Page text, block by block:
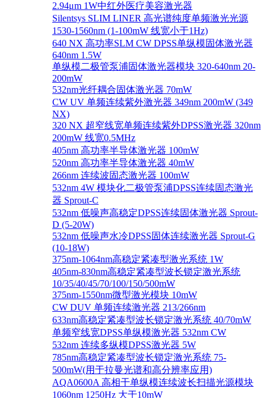
2.94μm 1W中红外医疗美容激光器
Silentsys SLIM LINER 高光谱纯度单频激光光源
1530-1560nm (1-100mW 线宽小于1Hz)
640 NX 高功率SLM CW DPSS单纵模固体激光器
640nm 1.5W
单纵模二极管泵浦固体激光器模块 320-640nm 20-
200mW
532nm光纤耦合固体激光器 70mW
CW UV 单频连续紫外激光器 349nm 200mW (349
NX)
320 NX 超窄线宽单频连续紫外DPSS激光器 320nm
200mW 线宽0.5MHz
405nm 高功率半导体激光器 100mW
520nm 高功率半导体激光器 40mW
266nm 连续波固态激光器 100mW
532nm 4W 模块化二极管泵浦DPSS连续固态激光
器 Sprout-C
532nm 低噪声高稳定DPSS连续固体激光器 Sprout-
D (5-20W)
532nm 低噪声水冷DPSS固体连续激光器 Sprout-G
(10-18W)
375nm-1064nm高稳定紧凑型激光系统 1W
405nm-830nm高稳定紧凑型波长锁定激光系统
10/35/40/45/70/100/150/500mW
375nm-1550nm微型激光模块 10mW
CW DUV 单频连续激光器 213/266nm
633nm高稳定紧凑型波长锁定激光系统 40/70mW
单频窄线宽DPSS单纵模激光器 532nm CW
532nm 连续多纵模DPSS激光器 5W
785nm高稳定紧凑型波长锁定激光系统 75-
500mW(用于拉曼光谱和高分辨率应用)
AQA0600A 高相干单纵模连续波长扫描光源模块
1060nm 1250Hz 大于10mW